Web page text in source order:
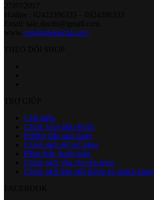
congngheductin.com
Giới thiệu
Chính Sách Bảo Hành
Hướng dẫn mua hàng
Chính sách đổi trả hàng
Hình thức thanh toán
Chính sách vận chuyển hàng
Chính sách bảo mật thông tin khách hàng